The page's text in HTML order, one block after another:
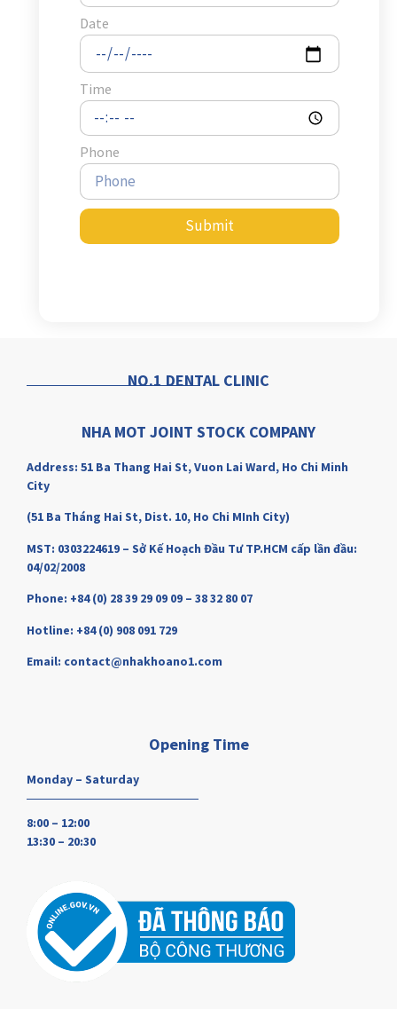
Date
Time
Phone
Submit
NO.1 DENTAL CLINIC
NHA MOT JOINT STOCK COMPANY
Address: 51 Ba Thang Hai St, Vuon Lai Ward, Ho Chi Minh
City
(51 Ba Tháng Hai St, Dist. 10, Ho Chi MInh City)
MST: 0303224619 – Sở Kế Hoạch Đầu Tư TP.HCM cấp lần đầu:
04/02/2008
Phone: +84 (0) 28 39 29 09 09 – 38 32 80 07
Hotline: +84 (0) 908 091 729
Email: contact@nhakhoano1.com
Opening Time
Monday – Saturday
8:00 – 12:00
13:30 – 20:30